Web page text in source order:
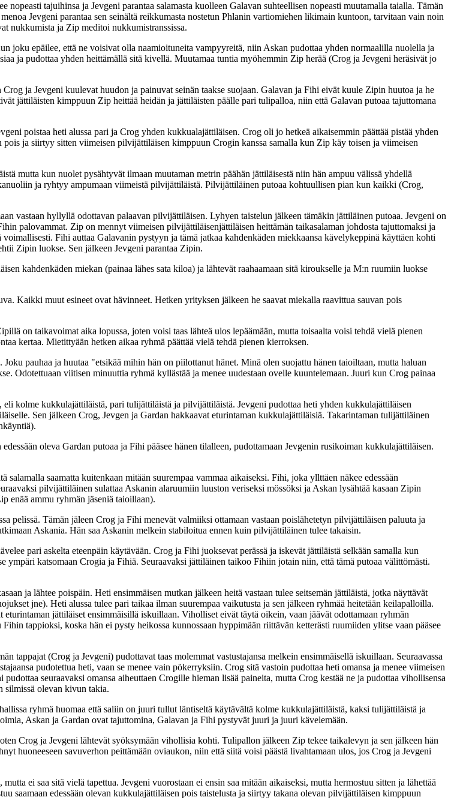
tajuihinsa ja Jevgeni parantaa salamasta kuolleen Galavan suhteellisen nopeasti muutamalla taialla. Tämän
Jevgeni parantaa sen seinältä reikkumasta nostetun Phlanin vartiomiehen likimain kuntoon, tarvitaan vain noin
nukkumista ja Zip meditoi nukkumistranssissa.
joku epäilee, että ne voisivat olla naamioituneita vampyyreitä, niin Askan pudottaa yhden normaalilla nuolella ja
ja pudottaa yhden heittämällä sitä kivellä. Muutamaa tuntia myöhemmin Zip herää (Crog ja Jevgeni heräsivät jo
ja Jevgeni kuulevat huudon ja painuvat seinän taakse suojaan. Galavan ja Fihi eivät kuule Zipin huutoa ja he
jättiläisten kimppuun Zip heittää heidän ja jättiläisten päälle pari tulipalloa, niin että Galavan putoaa tajuttomana
poistaa heti alussa pari ja Crog yhden kukkualajättiläisen. Crog oli jo hetkeä aikaisemmin päättää pistää yhden
ja siirtyy sitten viimeisen pilvijättiläisen kimppuun Crogin kanssa samalla kun Zip käy toisen ja viimeisen
mutta kun nuolet pysähtyvät ilmaan muutaman metrin päähän jättiläisestä niin hän ampuu välissä yhdellä
ja ryhtyy ampumaan viimeistä pilvijättiläistä. Pilvijättiläinen putoaa kohtuullisen pian kun kaikki (Crog,
vastaan hyllyllä odottavan palaavan pilvijättiläisen. Lyhyen taistelun jälkeen tämäkin jättiläinen putoaa. Jevgeni on
palovammat. Zip on mennyt viimeisen pilvijättiläisenjättiläisen heittämän taikasalaman johdosta tajuttomaksi ja
Fihi auttaa Galavanin pystyyn ja tämä jatkaa kahdenkäden miekkaansa kävelykeppinä käyttäen kohti
Zipin luokse. Sen jälkeen Jevgeni parantaa Zipin.
kahdenkäden miekan (painaa lähes sata kiloa) ja lähtevät raahaamaan sitä kiroukselle ja M:n ruumiin luokse
Kaikki muut esineet ovat hävinneet. Hetken yrityksen jälkeen he saavat miekalla raavittua sauvan pois
on taikavoimat aika lopussa, joten voisi taas lähteä ulos lepäämään, mutta toisaalta voisi tehdä vielä pienen
kertaa. Mietittyään hetken aikaa ryhmä päättää vielä tehdä pienen kierroksen.
pauhaa ja huutaa "etsikää mihin hän on piilottanut hänet. Minä olen suojattu hänen taioiltaan, mutta haluan
Odotettuaan viitisen minuuttia ryhmä kyllästää ja menee uudestaan ovelle kuuntelemaan. Juuri kun Crog painaa
kolme kukkulajättiläistä, pari tulijättiläistä ja pilvijättiläistä. Jevgeni pudottaa heti yhden kukkulajättiläisen
Sen jälkeen Crog, Jevgen ja Gardan hakkaavat eturintaman kukkulajättiläisiä. Takarintaman tulijättiläinen
oleva Gardan putoaa ja Fihi pääsee hänen tilalleen, pudottamaan Jevgenin rusikoiman kukkulajättiläisen.
saamatta kuitenkaan mitään suurempaa vammaa aikaiseksi. Fihi, joka yllttäen näkee edessään
pilvijättiläinen sulattaa Askanin alaruumiin luuston veriseksi mössöksi ja Askan lysähtää kasaan Zipin
enää ammu ryhmän jäseniä taioillaan).
pelissä. Tämän jäleen Crog ja Fihi menevät valmiiksi ottamaan vastaan poislähetetyn pilvijättiläisen paluuta ja
Askania. Hän saa Askanin melkein stabiloitua ennen kuin pilvijättiläinen tulee takaisin.
pari askelta eteenpäin käytävään. Crog ja Fihi juoksevat perässä ja iskevät jättiläistä selkään samalla kun
katsomaan Crogia ja Fihiä. Seuraavaksi jättiläinen taikoo Fihiin jotain niin, että tämä putoaa välittömästi.
ja lähtee poispäin. Heti ensimmäisen mutkan jälkeen heitä vastaan tulee seitsemän jättiläistä, jotka näyttävät
jne). Heti alussa tulee pari taikaa ilman suurempaa vaikutusta ja sen jälkeen ryhmää heitetään keilapalloilla.
jättiläiset ensimmäisillä iskuillaan. Viholliset eivät täytä oikein, vaan jäävät odottamaan ryhmän
tappioksi, koska hän ei pysty heikossa kunnossaan hyppimään riittävän ketterästi ruumiiden ylitse vaan pääsee
tappajat (Crog ja Jevgeni) pudottavat taas molemmat vastustajansa melkein ensimmäisellä iskuillaan. Seuraavassa
pudotettua heti, vaan se menee vain pökerryksiin. Crog sitä vastoin pudottaa heti omansa ja menee viimeisen
seuraavaksi omansa aiheuttaen Crogille hieman lisää paineita, mutta Crog kestää ne ja pudottaa vihollisensa
silmissä olevan kivun takia.
ryhmä huomaa että saliin on juuri tullut läntiseltä käytävältä kolme kukkulajättiläistä, kaksi tulijättiläistä ja
Askan ja Gardan ovat tajuttomina, Galavan ja Fihi pystyvät juuri ja juuri kävelemään.
Crog ja Jevgeni lähtevät syöksymään vihollisia kohti. Tulipallon jälkeen Zip tekee taikalevyn ja sen jälkeen hän
huoneeseen savuverhon peittämään oviaukon, niin että siitä voisi päästä livahtamaan ulos, jos Crog ja Jevgeni
ei saa sitä vielä tapettua. Jevgeni vuorostaan ei ensin saa mitään aikaiseksi, mutta hermostuu sitten ja lähettää
saamaan edessään olevan kukkulajättiläisen pois taistelusta ja siirtyy takana olevan pilvijättiläisen kimppuun